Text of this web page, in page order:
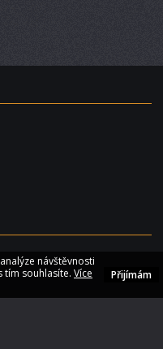
návštěvnosti
tím souhlasíte. Více
Přijímám